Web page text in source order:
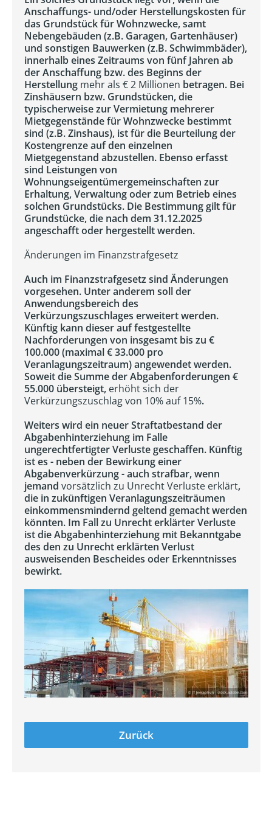
Anschaffungs- und/oder Herstellungskosten für
das Grundstück für Wohnzwecke, samt
Nebengebäuden (z.B. Garagen, Gartenhäuser)
und sonstigen Bauwerken (z.B. Schwimmbäder),
innerhalb eines Zeitraums von fünf Jahren ab
der Anschaffung bzw. des Beginns der
Herstellung mehr als € 2 Millionen betragen. Bei
Zinshäusern bzw. Grundstücken, die
typischerweise zur Vermietung mehrerer
Mietgegenstände für Wohnzwecke bestimmt
sind (z.B. Zinshaus), ist für die Beurteilung der
Kostengrenze auf den einzelnen
Mietgegenstand abzustellen. Ebenso erfasst
sind Leistungen von
Wohnungseigentümergemeinschaften zur
Erhaltung, Verwaltung oder zum Betrieb eines
solchen Grundstücks. Die Bestimmung gilt für
Grundstücke, die nach dem 31.12.2025
angeschafft oder hergestellt werden.
Änderungen im Finanzstrafgesetz
Auch im Finanzstrafgesetz sind Änderungen
vorgesehen. Unter anderem soll der
Anwendungsbereich des
Verkürzungszuschlages erweitert werden.
Künftig kann dieser auf festgestellte
Nachforderungen von insgesamt bis zu €
100.000 (maximal € 33.000 pro
Veranlagungszeitraum) angewendet werden.
Soweit die Summe der Abgabenforderungen €
55.000 übersteigt, erhöht sich der
Verkürzungszuschlag von 10% auf 15%.
Weiters wird ein neuer Straftatbestand der
Abgabenhinterziehung im Falle
ungerechtfertigter Verluste geschaffen. Künftig
ist es - neben der Bewirkung einer
Abgabenverkürzung - auch strafbar, wenn
jemand vorsätzlich zu Unrecht Verluste erklärt,
die in zukünftigen Veranlagungszeiträumen
einkommensmindernd geltend gemacht werden
könnten. Im Fall zu Unrecht erklärter Verluste
ist die Abgabenhinterziehung mit Bekanntgabe
des den zu Unrecht erklärten Verlust
ausweisenden Bescheides oder Erkenntnisses
bewirkt.
Zurück